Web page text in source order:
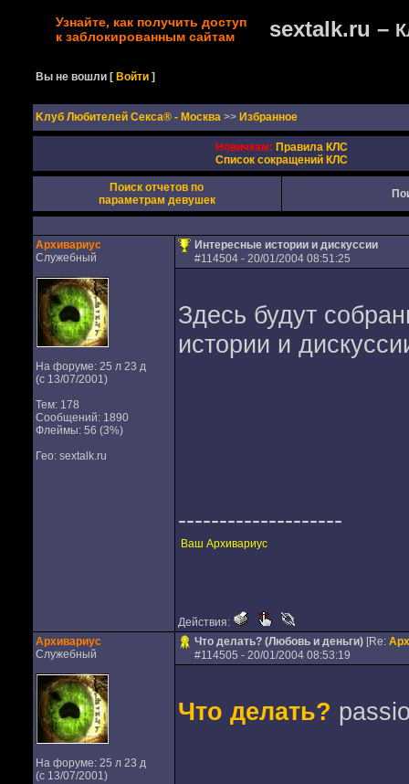
Узнайте, как получить доступ
к заблокированным сайтам
sextalk.ru –
Вы не вошли [Войти ]
Kлуб Любителей Секса® - Москва >> Избранное
Новичкам: Правила КЛС
Список сокращений КЛС
Поиск отчетов по
параметрам девушек
Архивариус
Служебный
На форуме: 25 л 23 д
(с 13/07/2001)
Тем: 178
Сообщений: 1890
Флеймы: 56 (3%)
Гео: sextalk.ru
Интересные истории и дискуссии
#114504- 20/01/2004 08:51:25
Здесь будут
истории и
--------------------
Ваш Архивариус
Действия:
Архивариус
Служебный
На форуме: 25 л 23 д
(с 13/07/2001)
Что делать? (Любовь и деньги) [Re:
#114505 - 20/01/2004 08:53:19
Что делать?